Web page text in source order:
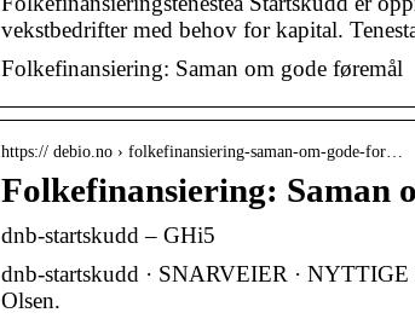
vekstbedrifter med behov for kapital.
Folkefinansiering: Saman om gode føremål
https:// debio.no › folkefinansiering-saman-om-gode-for…
Folkefinansiering: Saman
dnb-startskudd – GHi5
dnb-startskudd · SNARVEIER ·
Olsen.